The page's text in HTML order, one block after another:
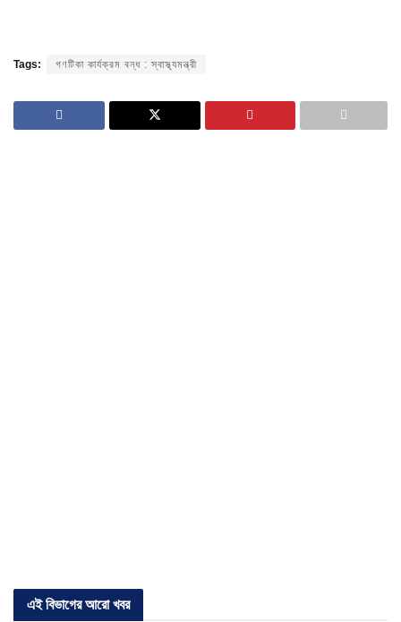
Tags: গণটিকা কার্যক্রম বন্ধ : স্বাস্থ্যমন্ত্রী
এই বিভাগের আরো খবর